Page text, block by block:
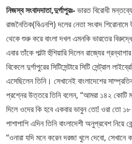
নিজস্ব সংবাদদাতা,দুর্গাপুরঃ-ভারত বিরোধী
রাজনৈতিক(বিএনপি) দলের নেতা সংবাদ
থেকে শুরু করে বাংলা দখল এমনকি ভারতের বিরুদ্ধে
এবার তাঁকে পাল্টা হুঁশিয়ারি দিলেন রাজ্যের
বিকেলে দুর্গাপুরের সিটিসেন্টারে সিটি সেন্ট্রাল
এসেছিলেন তিনি। সেখানেই বাংলাদেশের
প্রশ্নের উত্তরে তিনি বলেন, “আমরা ১৪২ কোটি
দিলে ওদের কি হবে একবার ভাবুন তো! ওরা তো
পাশাপাশি এদিন তিনি বাংলাদেশী অনুপ্রবেশ
“ওনারা যদি মনে করেন দরজা খুলে দেবো, সেখানে